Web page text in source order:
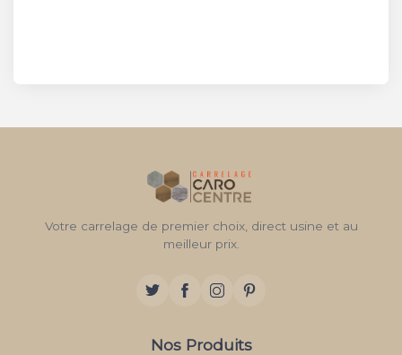
Votre carrelage de premier choix, direct usine et au
meilleur prix.
Nos Produits